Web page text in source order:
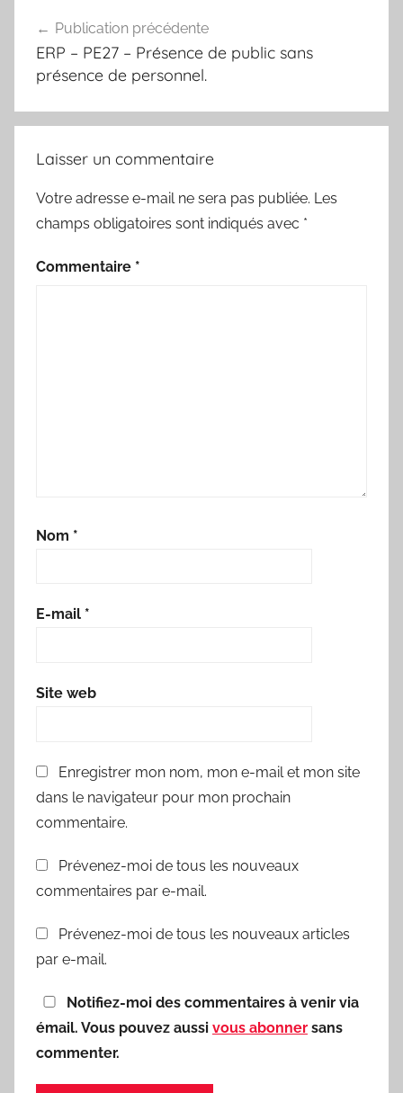
de
l’article
Publication précédente
ERP – PE27 – Présence de public sans
présence de personnel.
Laisser un commentaire
Votre adresse e-mail ne sera pas publiée. Les
champs obligatoires sont indiqués avec *
Commentaire *
Nom *
E-mail *
Site web
Enregistrer mon nom, mon e-mail et mon site
dans le navigateur pour mon prochain
commentaire.
Prévenez-moi de tous les nouveaux
commentaires par e-mail.
Prévenez-moi de tous les nouveaux articles
par e-mail.
Notifiez-moi des commentaires à venir via
émail. Vous pouvez aussi vous abonner sans
commenter.